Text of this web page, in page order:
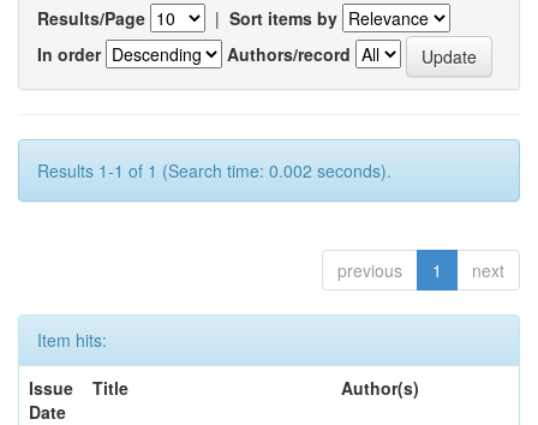
Results/Page | Sort items by
In order
Authors/record
Results 1-1 of 1 (Search time: 0.002 seconds).
previous 1 next
Item hits:
Issue
Date
Title Author(s)